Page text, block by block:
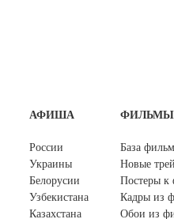
АФИША
России
Украины
Белорусии
Узбекистана
Казахстана
ФИЛЬМЫ
База
Новые
Постеры к
Кадры из
Обои из